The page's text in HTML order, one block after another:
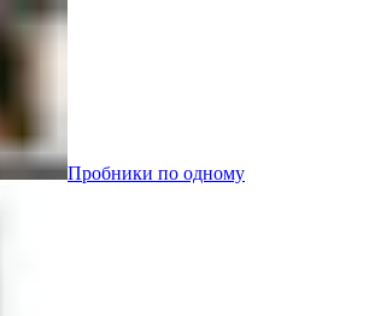
Пробники по одному